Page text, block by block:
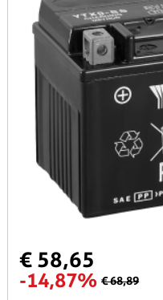
€ 58,65
-14,87% € 68,89